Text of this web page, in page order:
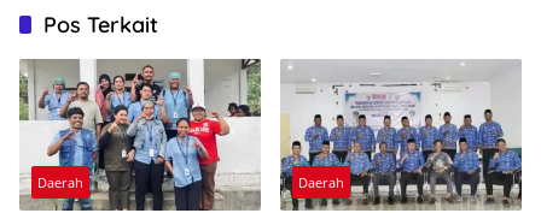
Pos Terkait
Daerah Daerah